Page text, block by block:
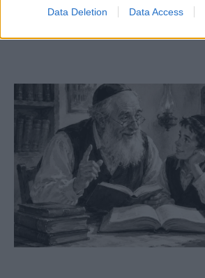
Data Deletion Data Access